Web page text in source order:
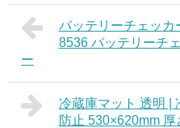
バッテリーチェッカ
8536 バッテリーチ
ー
冷蔵庫マット 透明 |
防止 530×620mm